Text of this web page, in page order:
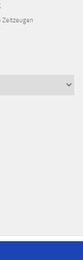
Zeitzeugen